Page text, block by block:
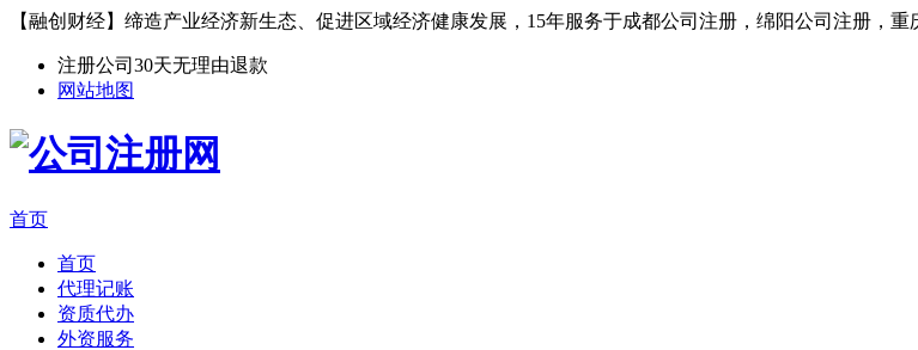
【融创财经】缔造产业经济新生态、促进区域经济健康发展，15年服务于成都公司注册，绵阳公司注册，
注册公司30天无理由退款
网站地图
首页
首页
代理记账
资质代办
外资服务